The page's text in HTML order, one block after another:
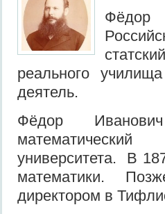
Фёдор
реального
деятель.
Фёдор
математический
университета. В
математики.
директором в